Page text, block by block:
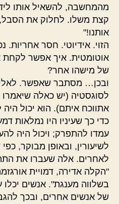
מהמחשבה, להשאיל אותו
קצת משלו. לחלוק את הסבל,
אותנו!"
הזוי. אידיוטי. חסר אחריות.
אוטומטית. איך אפשר לקחת
של מישהו אחר?
ובכן… מסתבר שאפשר. לאליס
לסוגסטיה (יש כאלה שיאמרו
אתווכח איתם). הוא יכול
כדי כך שעיניו היו נמלאות
עמדו להתפרק; ויכול היה
לשיעורין, ובאופן מבוקר,
לאחרים. אלה שעברו את
"הקלה אדירה, דמויית
בשלווה מענגת". אנשים
של אנשים אחרים, ובכך